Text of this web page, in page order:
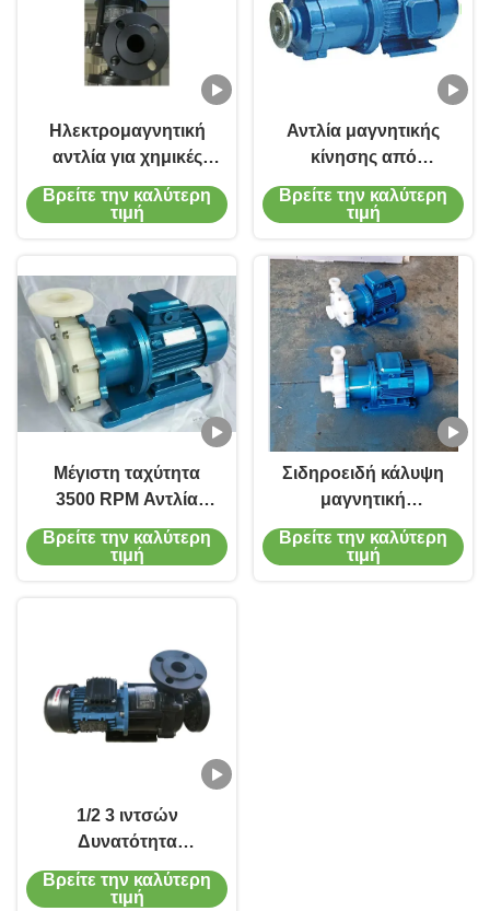
Ηλεκτρομαγνητική
αντλία για χημικές
δοκιμές και χαμηλής
πίεσης
Βρείτε την καλύτερη
τιμή
Αντλία μαγνητικής
κίνησης από
ανοξείδωτο χάλυβα
ανθεκτική στη
ταχύτητα 3500 RPM
Βρείτε την καλύτερη
τιμή
Μέγιστη ταχύτητα
3500 RPM Αντλία
Μαγνητικής Κίνησης
Προσαρμοσμένο
Βρείτε την καλύτερη
τιμή
Σιδηροειδή κάλυψη
μαγνητική
κεντροφυγική αντλία
με ροή φθόριο
Βρείτε την καλύτερη
τιμή
1/2 3 ιντσών
Δυνατότητα
σύνδεσης Μέγεθος
από ανοξείδωτο
Βρείτε την καλύτερη
τιμή